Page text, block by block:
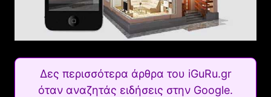
Δες περισσότερα άρθρα του iGuRu.gr
όταν αναζητάς ειδήσεις στην Google.